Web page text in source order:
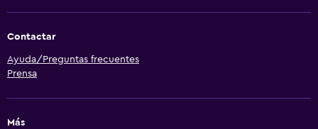
Contactar
Ayuda/Preguntas frecuentes
Prensa
Más